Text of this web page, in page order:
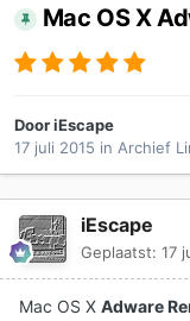
Mac OS X
DooriEscape
17 juli 2015 in Archief
iEscape
Geplaatst: 17
Mac OS X Adware